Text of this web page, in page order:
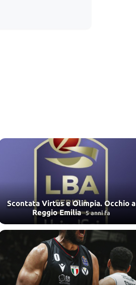
Scontata Virtus e Olimpia. Occhio a
Reggio Emilia 5 anni fa